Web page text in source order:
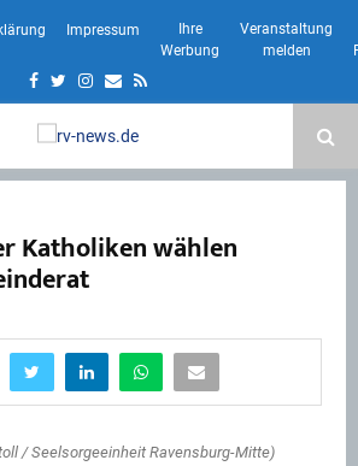
Impressum
Ihre
Werbung
Veranstaltung
melden
Facebook
Twitter
Instagram
EmailRss
Katholiken wählen
/ Seelsorgeeinheit Ravensburg-Mitte)